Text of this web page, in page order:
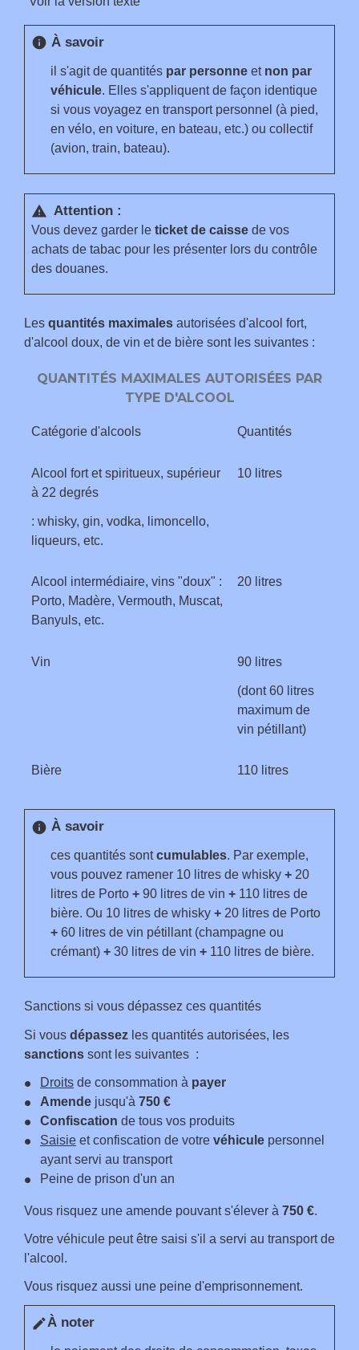
info À savoir
il s'agit de quantités par personne et non par
véhicule. Elles s'appliquent de façon identique
si vous voyagez en transport personnel (à pied,
en vélo, en voiture, en bateau, etc.) ou collectif
(avion, train, bateau).
warning Attention :
Vous devez garder le ticket de caisse de vos
achats de tabac pour les présenter lors du contrôle
des douanes.
Les quantités maximales autorisées d'alcool fort,
d'alcool doux, de vin et de bière sont les suivantes :
QUANTITÉS MAXIMALES AUTORISÉES PAR
TYPE D'ALCOOL
Catégorie d'alcools Quantités
Alcool fort et spiritueux, supérieur
à 22 degrés
: whisky, gin, vodka, limoncello,
liqueurs, etc.
10 litres
Alcool intermédiaire, vins "doux" :
Porto, Madère, Vermouth, Muscat,
Banyuls, etc.
20 litres
Vin 90 litres
(dont 60 litres
maximum de
vin pétillant)
Bière 110 litres
info À savoir
ces quantités sontcumulables. Par exemple,
vous pouvez ramener 10 litres de whisky + 20
litres de Porto + 90 litres de vin + 110 litres de
bière. Ou 10 litres de whisky + 20 litres de Porto
+ 60 litres de vin pétillant (champagne ou
crémant) + 30 litres de vin + 110 litres de bière.
Sanctions si vous dépassez ces quantités
Si vous dépassez les quantités autorisées, les
sanctions sont les suivantes :
Droits de consommation à payer
Amende jusqu'à 750 €
Confiscation de tous vos produits
Saisie et confiscation de votre véhicule personnel
ayant servi au transport
Peine de prison d'un an
Vous risquez une amende pouvant s'élever à 750 €.
Votre véhicule peut être saisi s'il a servi au transport de
l'alcool.
Vous risquez aussi une peine d'emprisonnement.
editÀ noter